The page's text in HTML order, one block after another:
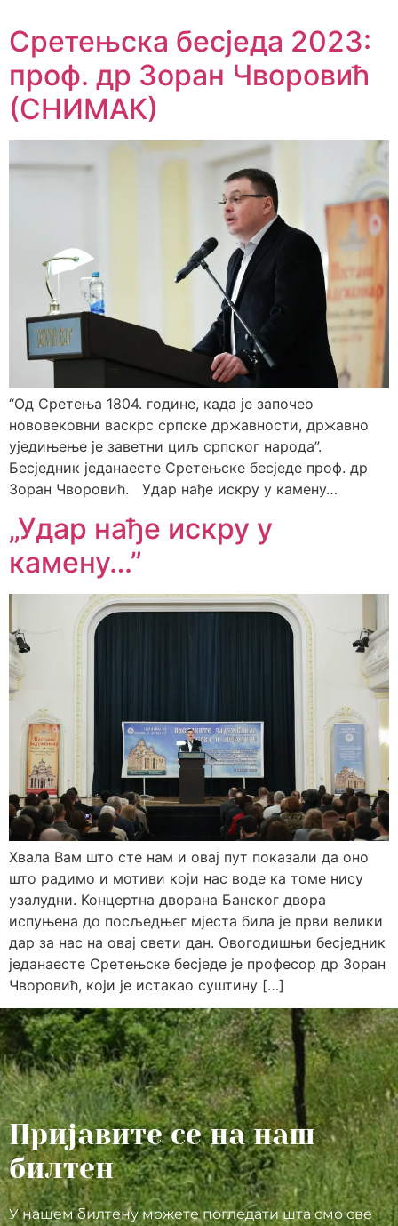
Сретењска бесједа 2023:
проф. др Зоран Чворовић
(СНИМАК)
“Од Сретења 1804. године, када је започео
нововековни васкрс српске државности, државно
уједињење је заветни циљ српског народа”.
Бесједник једанаесте Сретењске бесједе проф. др
Зоран Чворовић. Удар нађе искру у камену…
„Удар нађе искру у
камену…”
Хвала Вам што сте нам и овај пут показали да оно
што радимо и мотиви који нас воде ка томе нису
узалудни. Концертна дворана Банског двора
испуњена до посљедњег мјеста била је први велики
дар за нас на овај свети дан. Овогодишњи бесједник
једанаесте Сретењске бесједе је професор др Зоран
Чворовић, који је истакао суштину […]
Пријавите се на наш
билтен
У нашем билтену можете погледати шта смо све